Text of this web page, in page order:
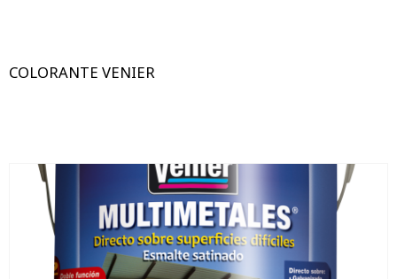
COLORANTE VENIER
0.450LTS
1 Lts
4LTS